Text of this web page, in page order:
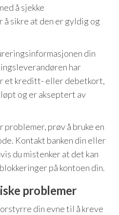
å sjekke
sikre at den er gyldig og
din
har
et kreditt- eller debetkort,
og er akseptert av
prøv å bruke en
Kontakt banken din eller
du mistenker at det kan
på kontoen din.
problemer
din evne til å kreve